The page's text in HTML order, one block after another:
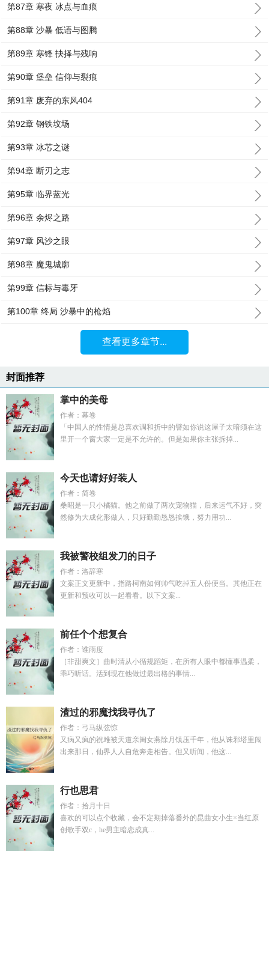
第87章 寒夜 冰点与血痕
第88章 沙暴 低语与图腾
第89章 寒锋 抉择与残响
第90章 堡垒 信仰与裂痕
第91章 废弃的东风404
第92章 钢铁坟场
第93章 冰芯之谜
第94章 断刃之志
第95章 临界蓝光
第96章 余烬之路
第97章 风沙之眼
第98章 魔鬼城廓
第99章 信标与毒牙
第100章 终局 沙暴中的枪焰
查看更多章节...
封面推荐
掌中的美母
作者：幕卷
「中国人的性情是总喜欢调和折中的譬如你说这屋子太暗须在这
里开一个窗大家一定是不允许的。但是如果你主张拆掉...
今天也请好好装人
作者：简卷
桑昭是一只小橘猫。他之前做了两次宠物猫，后来运气不好，突
然修为大成化形做人，只好勤勤恳恳挨饿，努力用功...
我被警校组发刀的日子
作者：洛辞寒
文案正文更新中，指路柯南如何帅气吃掉五人份便当。其他正在
更新和预收可以一起看看。以下文案...
前任个个想复合
作者：谁雨度
［非甜爽文］曲时清从小循规蹈矩，在所有人眼中都懂事温柔，
乖巧听话。活到现在他做过最出格的事情...
渣过的邪魔找我寻仇了
作者：弓马纵弦惊
又病又疯的祝雎被天道亲闺女燕除月镇压千年，他从诛邪塔里闯
出来那日，仙界人人自危奔走相告。但又听闻，他这...
行也思君
作者：拾月十日
喜欢的可以点个收藏，会不定期掉落番外的昆曲女小生×当红原
创歌手双c，he男主暗恋成真...